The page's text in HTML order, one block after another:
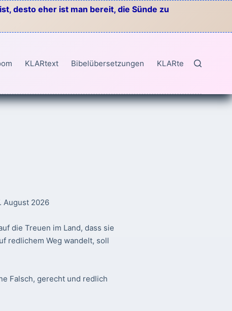
desto eher ist man bereit, die Sünde zu
KLARtext Bibelübersetzungen KLARtext
August 2026
die Treuen im Land, dass sie
redlichem Weg wandelt, soll
Falsch, gerecht und redlich